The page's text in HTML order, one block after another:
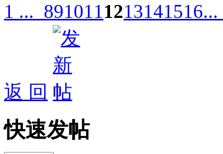
1 ... 8910111213141516...
返 回
快速发帖